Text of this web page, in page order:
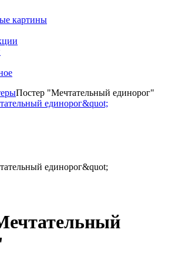
картины
Постер "Мечтательный единорог"